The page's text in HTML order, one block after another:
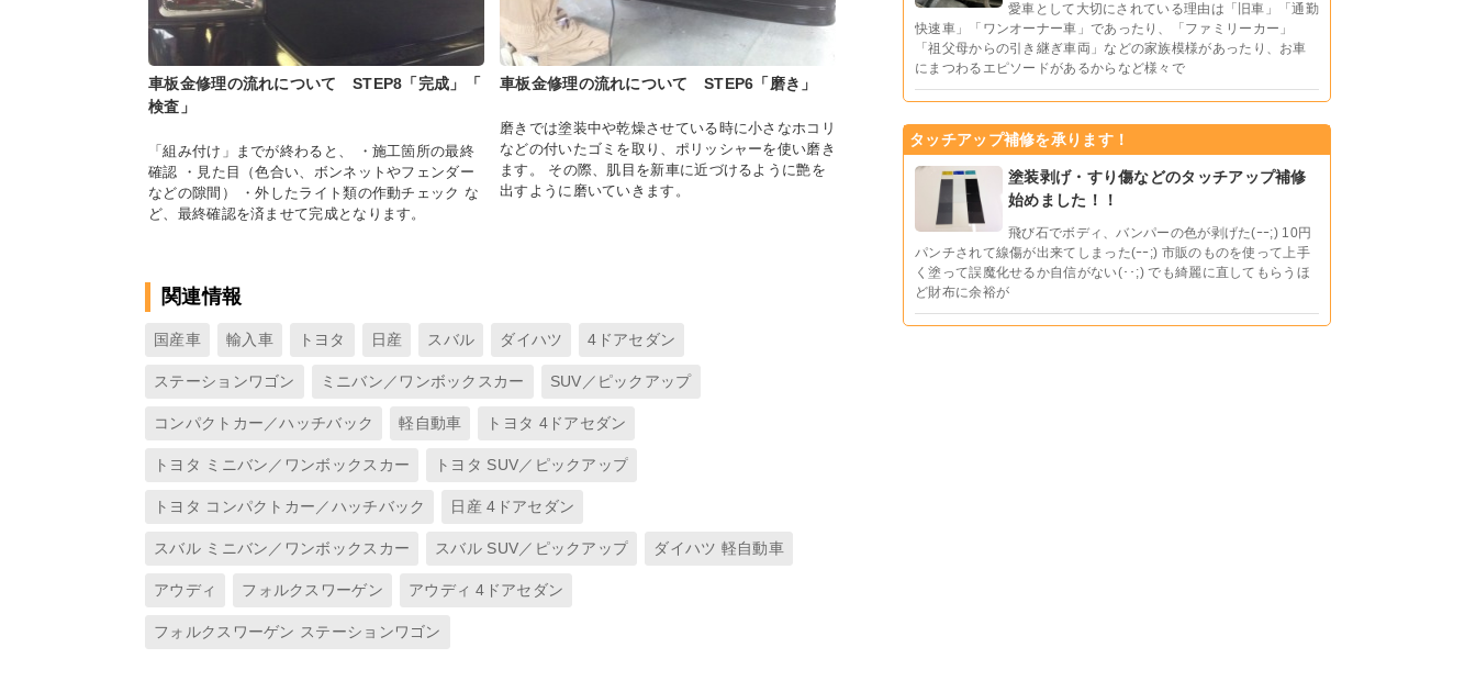
車板金修理の流れについて STEP8「完成」「
検査」
「組み付け」までが終わると、 ・施工箇所の最終
確認 ・見た目（色合い、ボンネットやフェンダー
などの隙間） ・外したライト類の作動チェック な
ど、最終確認を済ませて完成となります。
車板金修理の流れについて STEP6「磨き」
磨きでは塗装中や乾燥させている時に小さなホコリ
などの付いたゴミを取り、ポリッシャーを使い磨き
ます。 その際、肌目を新車に近づけるように艶を
出すように磨いていきます。
関連情報
国産車 輸入車 トヨタ 日産 スバル ダイハツ 4ドアセダン
ステーションワゴン ミニバン／ワンボックスカー SUV／ピックアップ
コンパクトカー／ハッチバック 軽自動車 トヨタ 4ドアセダン
トヨタ ミニバン／ワンボックスカー トヨタ SUV／ピックアップ
トヨタ コンパクトカー／ハッチバック 日産 4ドアセダン
スバル ミニバン／ワンボックスカー スバル SUV／ピックアップ ダイハツ 軽自動車
アウディ フォルクスワーゲン アウディ 4ドアセダン
フォルクスワーゲン ステーションワゴン
愛車として大切にされている理由は「旧車」「通勤
快速車」「ワンオーナー車」であったり、「ファミリーカー」
「祖父母からの引き継ぎ車両」などの家族模様があったり、お車
にまつわるエピソードがあるからなど様々で
タッチアップ補修を承ります！
塗装剥げ・すり傷などのタッチアップ補修
始めました！！
飛び石でボディ、バンパーの色が剥げた(ｰｰ;) 10円
パンチされて線傷が出来てしまった(ｰｰ;) 市販のものを使って上手
く塗って誤魔化せるか自信がない(･･;) でも綺麗に直してもらうほ
ど財布に余裕が